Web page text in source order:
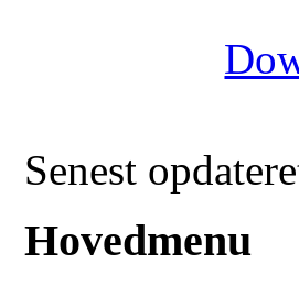
Senest
Hovedmenu